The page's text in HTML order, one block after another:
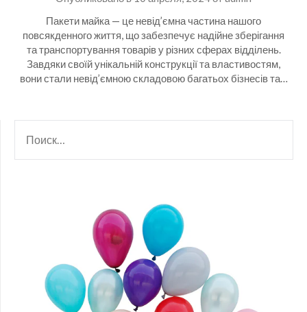
Пакети майка — це невід’ємна частина нашого
повсякденного життя, що забезпечує надійне зберігання
та транспортування товарів у різних сферах відділень.
Завдяки своїй унікальній конструкції та властивостям,
вони стали невід’ємною складовою багатьох бізнесів та…